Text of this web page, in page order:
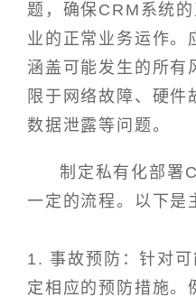
题，确保CRM系统
业的正常业务运作。
涵盖可能发生的所有
限于网络故障、硬件
数据泄露等问题。
制定私有化部署
一定的流程。以下是
1. 事故预防：针对
定相应的预防措施。